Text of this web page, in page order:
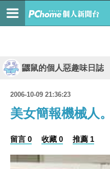
鼴鼠的個人惡趣味日誌
2006-10-09 21:36:23
美女簡報機械人。
留言 0 收藏 0 推薦 1